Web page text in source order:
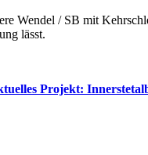
Wendel / SB mit
lässt.
Projekt: